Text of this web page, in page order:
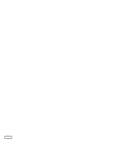
Primary